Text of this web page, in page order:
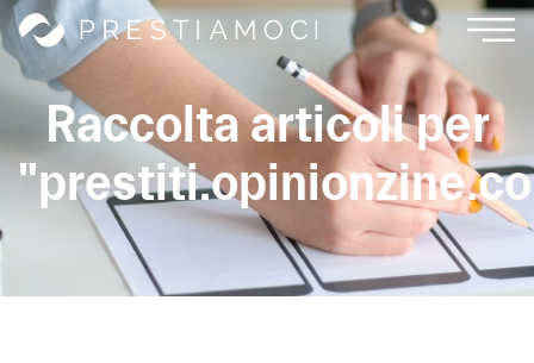
Raccolta articoli per